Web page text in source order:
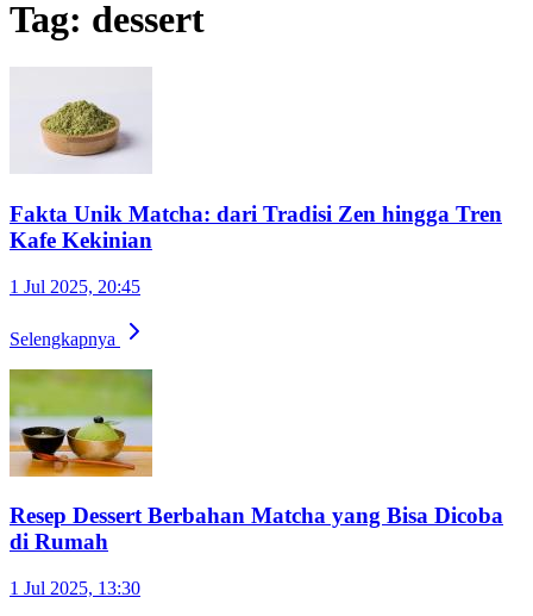
Tag: dessert
Fakta Unik Matcha: dari Tradisi Zen hingga Tren
Kafe Kekinian
1 Jul 2025, 20:45
Selengkapnya
Resep Dessert Berbahan Matcha yang Bisa Dicoba
di Rumah
1 Jul 2025, 13:30